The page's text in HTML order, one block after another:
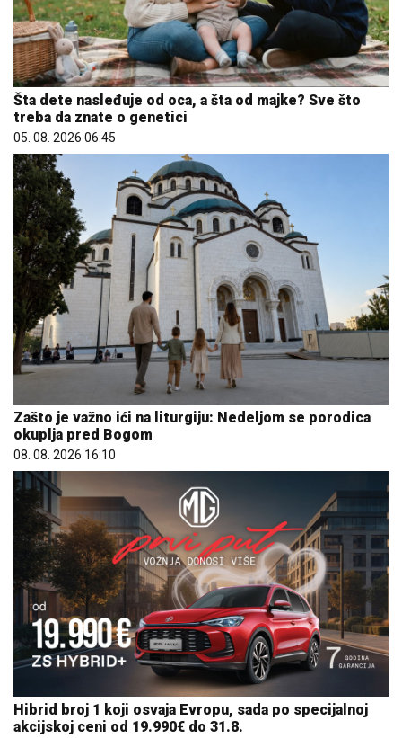
Šta dete nasleđuje od oca, a šta od majke? Sve što
treba da znate o genetici
05. 08. 2026 06:45
Zašto je važno ići na liturgiju: Nedeljom se porodica
okuplja pred Bogom
08. 08. 2026 16:10
Hibrid broj 1 koji osvaja Evropu, sada po specijalnoj
akcijskoj ceni od 19.990€ do 31.8.